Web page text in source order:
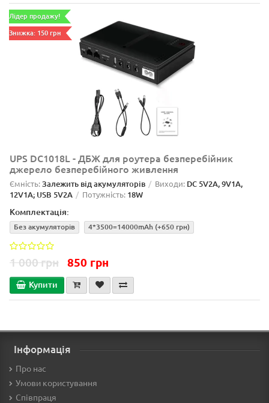
Лідер продажу!
Знижка: 150 грн
UPS DC1018L - ДБЖ для роутера безперебійник
джерело безперебійного живлення
Ємність:Залежить від акумуляторів Виходи: DC 5V2А, 9V1А,
12V1А; USB 5V2A
Потужність: 18W
Комплектація:
Без акумуляторів 4*3500=14000mAh (+650 грн)
1 000 грн 850 грн
Купити
Інформація
Про нас
Умови користування
Співпраця